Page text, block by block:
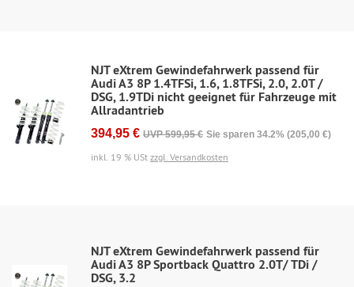
NJT eXtrem Gewindefahrwerk passend für
Audi A3 8P 1.4TFSi, 1.6, 1.8TFSi, 2.0, 2.0T /
DSG, 1.9TDi nicht geeignet für Fahrzeuge mit
Allradantrieb
394,95 € UVP 599,95 € Sie sparen 34.2% (205,00 €)
inkl. 19 % USt zzgl. Versandkosten
NJT eXtrem Gewindefahrwerk passend für
Audi A3 8P Sportback Quattro 2.0T/ TDi /
DSG, 3.2